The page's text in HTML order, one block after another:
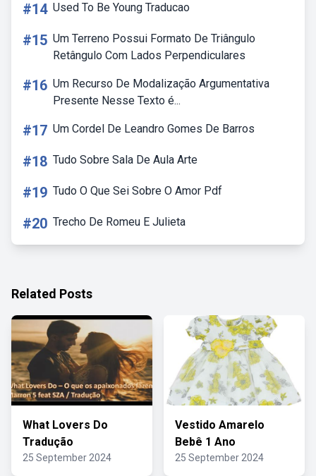
#14 Used To Be Young Traducao
#15 Um Terreno Possui Formato De Triângulo
Retângulo Com Lados Perpendiculares
#16 Um Recurso De Modalização Argumentativa
Presente Nesse Texto é...
#17 Um Cordel De Leandro Gomes De Barros
#18 Tudo Sobre Sala De Aula Arte
#19 Tudo O Que Sei Sobre O Amor Pdf
#20 Trecho De Romeu E Julieta
Related Posts
What Lovers Do
Tradução
25 September 2024
Vestido Amarelo
Bebê 1 Ano
25 September 2024